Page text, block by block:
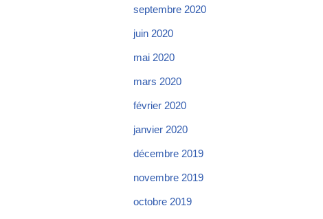
septembre 2020
juin 2020
mai 2020
mars 2020
février 2020
janvier 2020
décembre 2019
novembre 2019
octobre 2019